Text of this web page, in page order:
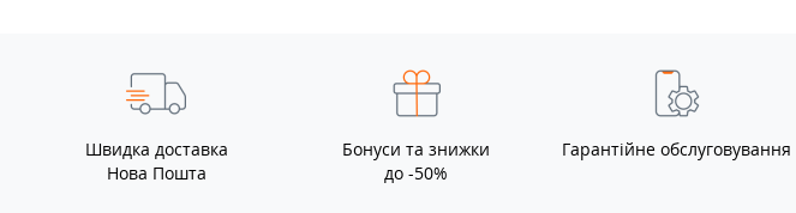
Швидка доставка
Нова Пошта
Бонуси та знижки
до -50%
Гарантійне обслуговування